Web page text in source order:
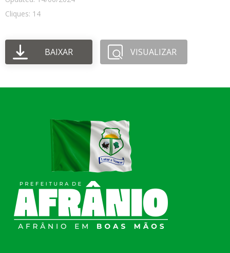
Cliques: 14
BAIXAR VISUALIZAR